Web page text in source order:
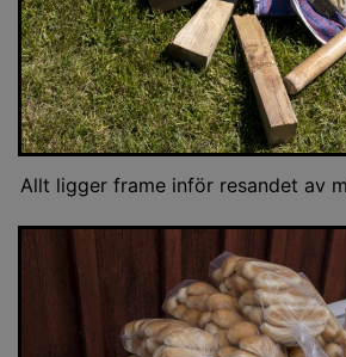
Allt ligger frame inför resandet av